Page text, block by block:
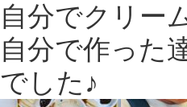
自分でクリー
自分で作った
でした♪